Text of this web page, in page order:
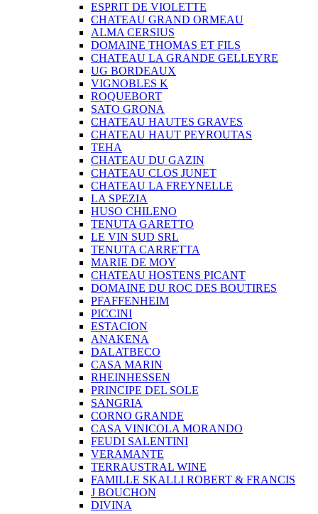
ESPRIT DE VIOLETTE
CHATEAU GRAND ORMEAU
ALMA CERSIUS
DOMAINE THOMAS ET FILS
CHATEAU LA GRANDE GELLEYRE
UG BORDEAUX
VIGNOBLES K
ROQUEBORT
SATO GRONA
CHATEAU HAUTES GRAVES
CHATEAU HAUT PEYROUTAS
TEHA
CHATEAU DU GAZIN
CHATEAU CLOS JUNET
CHATEAU LA FREYNELLE
LA SPEZIA
HUSO CHILENO
TENUTA GARETTO
LE VIN SUD SRL
TENUTA CARRETTA
MARIE DE MOY
CHATEAU HOSTENS PICANT
DOMAINE DU ROC DES BOUTIRES
PFAFFENHEIM
PICCINI
ESTACION
ANAKENA
DALATBECO
CASA MARIN
RHEINHESSEN
PRINCIPE DEL SOLE
SANGRIA
CORNO GRANDE
CASA VINICOLA MORANDO
FEUDI SALENTINI
VERAMANTE
TERRAUSTRAL WINE
FAMILLE SKALLI ROBERT & FRANCIS
J BOUCHON
DIVINA